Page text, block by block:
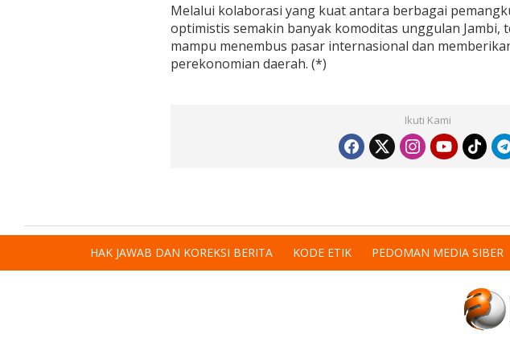
Melalui kolaborasi yang kuat antara berbagai
optimistis semakin banyak komoditas unggulan Jambi,
mampu menembus pasar internasional dan
perekonomian daerah. (*)
Ikuti Kami
HAK JAWAB DAN KOREKSI BERITA KODE ETIK PEDOMAN MEDIA SIBER